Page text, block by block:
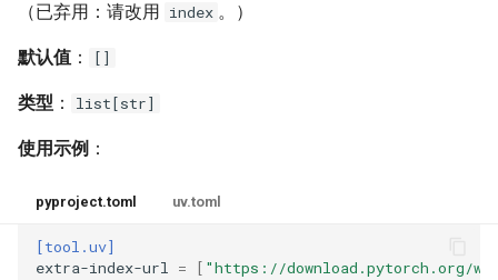
（已弃用：请改用 index 。）
默认值 ： []
类型 ： list[str]
使用示例 ：
pyproject.toml uv.toml
[tool.uv]
extra-index-url
= [ "https://download.pytorch.org/